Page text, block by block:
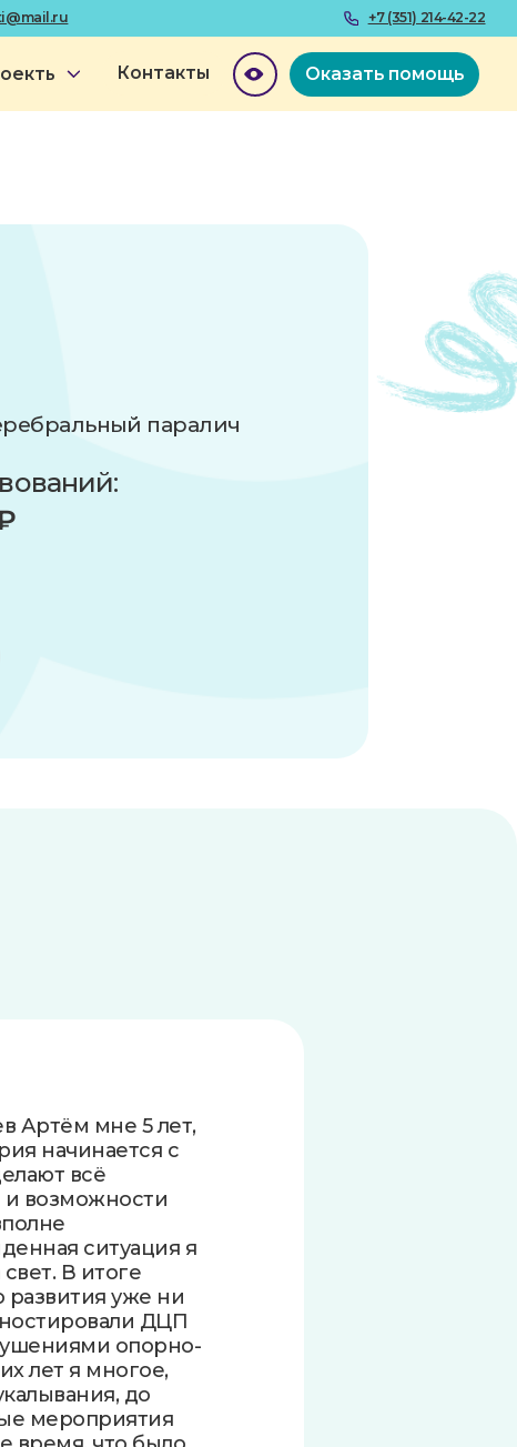
Оказать помощь
паралич
Артём мне 5 лет,
начинается с
всё
и возможности
ситуация я
В итоге
развития уже ни
ДЦП
опорно-
лет я многое,
до
мероприятия